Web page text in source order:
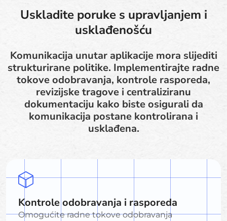
Uskladite poruke s upravljanjem i
usklađenošću
Komunikacija unutar aplikacije mora slijediti
strukturirane politike. Implementirajte radne
tokove odobravanja, kontrole rasporeda,
revizijske tragove i centraliziranu
dokumentaciju kako biste osigurali da
komunikacija postane kontrolirana i
usklađena.
Kontrole odobravanja i rasporeda
Omogućite radne tokove odobravanja